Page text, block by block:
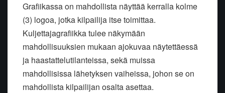
Grafiikassa on mahdollista näyttää kerralla kolme
(3) logoa, jotka kilpailija itse toimittaa.
Kuljettajagrafiikka tulee näkymään
mahdollisuuksien mukaan ajokuvaa näytettäessä
ja haastattelutilanteissa, sekä muissa
mahdollisissa lähetyksen vaiheissa, johon se on
mahdollista kilpailijan osalta asettaa.